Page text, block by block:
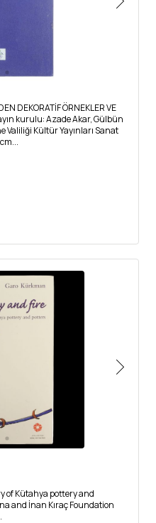
DEKORATİF ÖRNEKLER VE
kurulu: Azade Akar, Gülbün
Valiliği Kültür Yayınları Sanat
of Kütahya pottery and
and İnan Kıraç Foundation